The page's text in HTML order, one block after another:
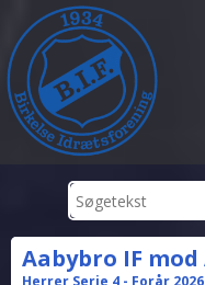
Aabybro IF
Herrer Serie 4 - Forår 2026